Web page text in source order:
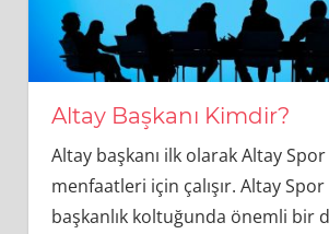
Altay Başkanı Kimdir?
Altay başkanı ilk olarak Altay
menfaatleri için çalışır. Altay
başkanlık koltuğunda önemli bir